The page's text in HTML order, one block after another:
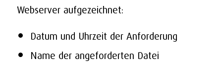
Webserver aufgezeichnet:
Datum und Uhrzeit der Anforderung
Name der angeforderten Datei